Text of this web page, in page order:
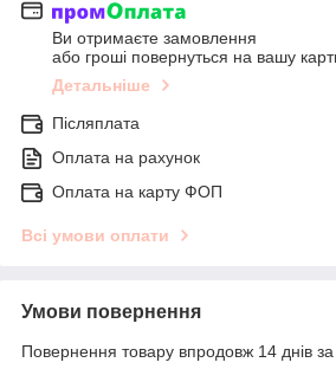
Ви отримаєте замовлення
або гроші повернуться на вашу
Детальніше
Післяплата
Оплата на рахунок
Оплата на карту ФОП
Всі умови оплати
Умови повернення
Повернення товару впродовж 14 днів